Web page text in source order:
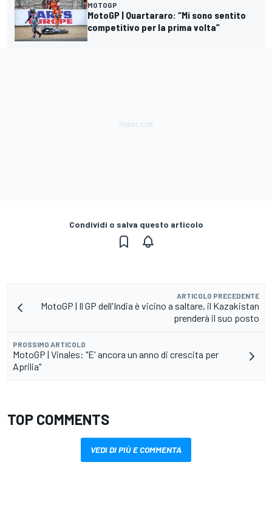
MOTOGP
MotoGP | Quartararo: “Mi sono sentito
competitivo per la prima volta”
Condividi o salva questo articolo
ARTICOLO PRECEDENTE
MotoGP | Il GP dell'India è vicino a saltare, il Kazakistan
prenderà il suo posto
PROSSIMO ARTICOLO
MotoGP | Vinales: "E' ancora un anno di crescita per
Aprilia"
TOP COMMENTS
VEDI DI PIÙ E COMMENTA